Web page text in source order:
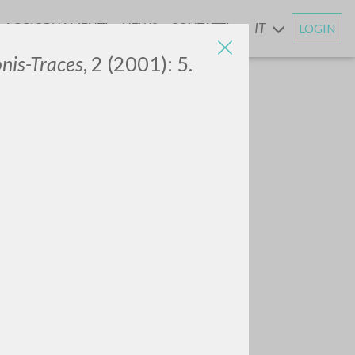
Traces, 2 (2001): 5.
AGGIORNAMENTIENEWS CONTATTI IT LOGIN